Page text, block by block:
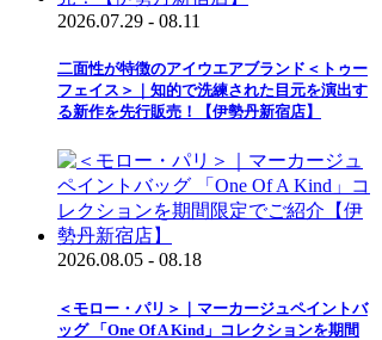
2026.07.29 - 08.11
二面性が特徴のアイウエアブランド＜トゥー
フェイス＞｜知的で洗練された目元を演出す
る新作を先行販売！【伊勢丹新宿店】
2026.08.05 - 08.18
＜モロー・パリ＞｜マーカージュペイントバ
ッグ 「One Of A Kind」コレクションを期間